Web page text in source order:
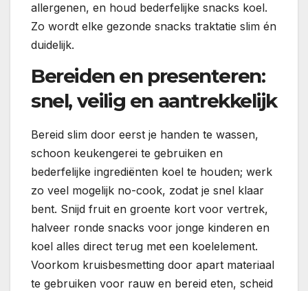
allergenen, en houd bederfelijke snacks koel.
Zo wordt elke gezonde snacks traktatie slim én
duidelijk.
Bereiden en presenteren:
snel, veilig en aantrekkelijk
Bereid slim door eerst je handen te wassen,
schoon keukengerei te gebruiken en
bederfelijke ingrediënten koel te houden; werk
zo veel mogelijk no-cook, zodat je snel klaar
bent. Snijd fruit en groente kort voor vertrek,
halveer ronde snacks voor jonge kinderen en
koel alles direct terug met een koelelement.
Voorkom kruisbesmetting door apart materiaal
te gebruiken voor rauw en bereid eten, scheid